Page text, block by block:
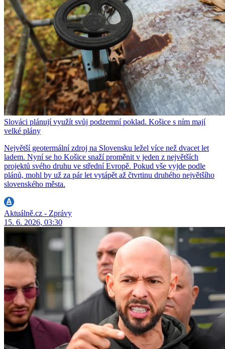
Slováci plánují využít svůj podzemní poklad. Košice s ním mají
velké plány
Největší geotermální zdroj na Slovensku ležel více než dvacet let
ladem. Nyní se ho Košice snaží proměnit v jeden z největších
projektů svého druhu ve střední Evropě. Pokud vše vyjde podle
plánů, mohl by už za pár let vytápět až čtvrtinu druhého největšího
slovenského města.
Aktuálně.cz - Zprávy
15. 6. 2026, 03:30